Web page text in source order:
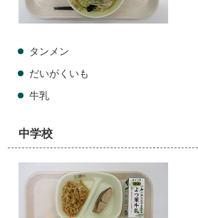
タンメン
だいがくいも
牛乳
中学校